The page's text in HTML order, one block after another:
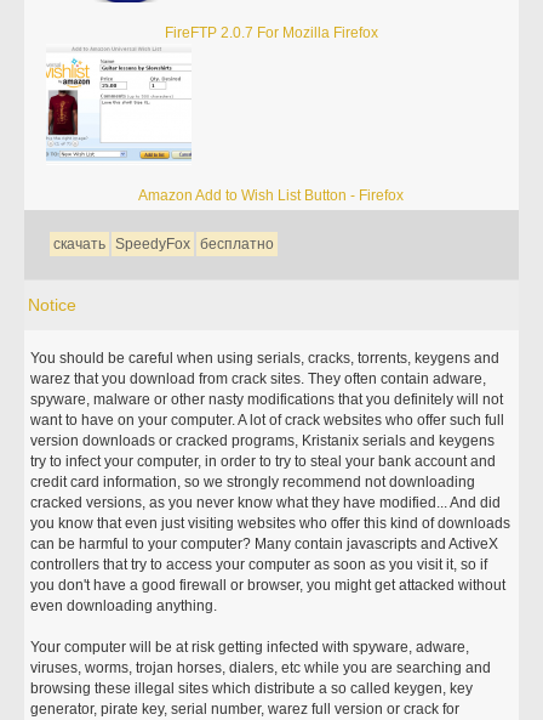
FireFTP 2.0.7 For Mozilla Firefox
Amazon Add to Wish List Button - Firefox
скачать SpeedyFox бесплатно
Notice
You should be careful when using serials, cracks, torrents, keygens and
warez that you download from crack sites. They often contain adware,
spyware, malware or other nasty modifications that you definitely will not
want to have on your computer. A lot of crack websites who offer such full
version downloads or cracked programs, Kristanix serials and keygens
try to infect your computer, in order to try to steal your bank account and
credit card information, so we strongly recommend not downloading
cracked versions, as you never know what they have modified... And did
you know that even just visiting websites who offer this kind of downloads
can be harmful to your computer? Many contain javascripts and ActiveX
controllers that try to access your computer as soon as you visit it, so if
you don't have a good firewall or browser, you might get attacked without
even downloading anything.
Your computer will be at risk getting infected with spyware, adware,
viruses, worms, trojan horses, dialers, etc while you are searching and
browsing these illegal sites which distribute a so called keygen, key
generator, pirate key, serial number, warez full version or crack for